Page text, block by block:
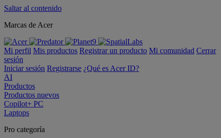
Saltar al contenido
Marcas de Acer
Mi perfil Mis productos Registrar un producto Mi comunidad Cerrar
sesión
Iniciar sesión Registrarse ¿Qué es Acer ID?
AI
Productos
Productos nuevos
Copilot+ PC
Laptops
Pro categoría